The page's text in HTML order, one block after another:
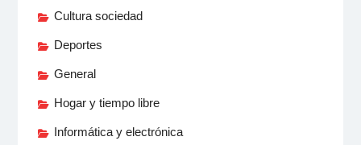
Cultura sociedad
Deportes
General
Hogar y tiempo libre
Informática y electrónica